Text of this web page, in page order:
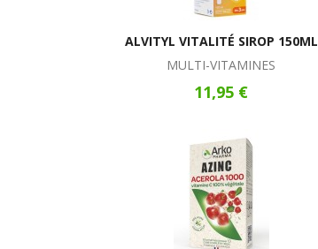
ALVITYL VITALITÉ SIROP 150ML
MULTI-VITAMINES
11,95 €